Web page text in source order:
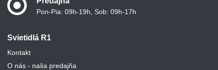
Svietidlá R1
Kontakt
O nás - naša predajňa
Pon-Pia: 09h-19h, Sob: 09h-17h